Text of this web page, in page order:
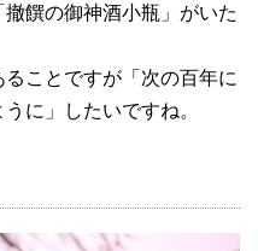
饌の御神酒小瓶」がいた
ことですが「次の百年に
に」したいですね。